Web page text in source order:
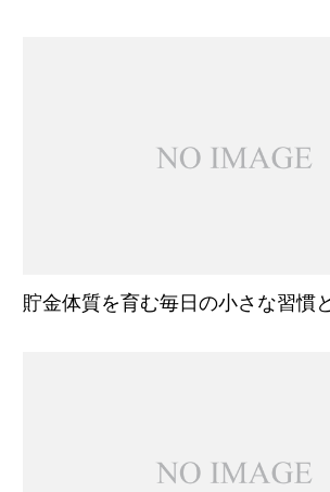
貯金体質を育む毎日の小さな習慣